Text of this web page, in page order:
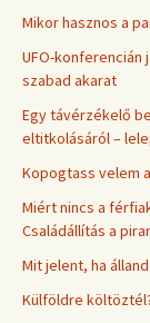
Mikor hasznos a
UFO-
szabad akarat
Egy távérzékelő
eltitkolásáról –
Kopogtass velem
Miért nincs a
Családállítás a
Mit jelent, ha
Külföldre